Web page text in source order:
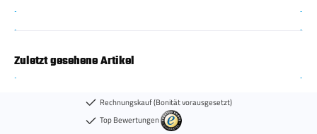
Zuletzt gesehene Artikel
Rechnungskauf (Bonität vorausgesetzt)
Top Bewertungen